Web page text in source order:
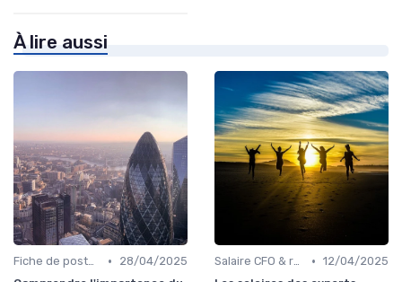
À lire aussi
Fiche de poste CFO & directions financières •
28/04/2025
Salaire CFO & rémunération variable • 12/04/2025